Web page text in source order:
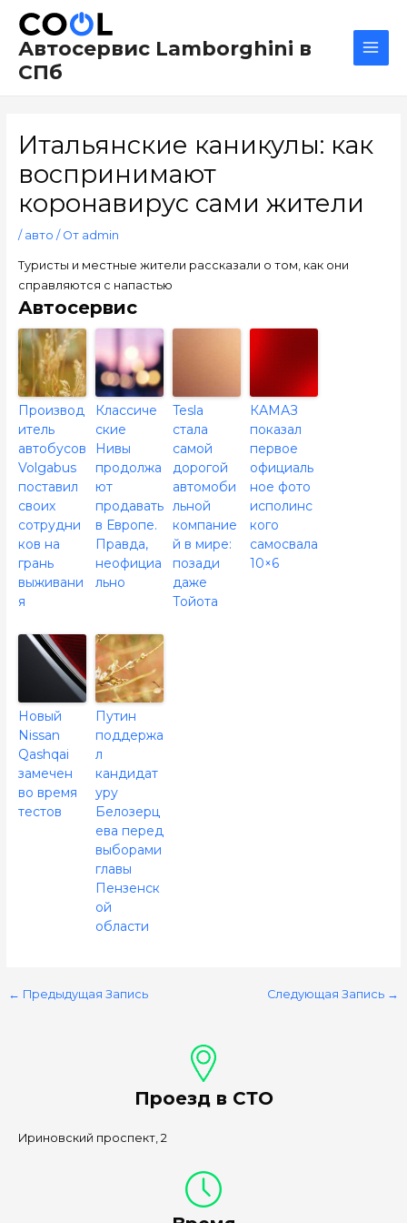
содержимому
Автосервис Lamborghini в
СПб
Итальянские каникулы: как
воспринимают
коронавирус сами жители
/ авто / От admin
Туристы и местные жители рассказали о том, как они
справляются с напастью
Автосервис
Производ
итель
автобусов
Volgabus
поставил
своих
сотрудни
ков на
грань
выживани
я
Классиче
ские
Нивы
продолжа
ют
продавать
в Европе.
Правда,
неофициа
льно
Tesla
стала
самой
дорогой
автомоби
льной
компание
й в мире:
позади
даже
Тойота
КАМАЗ
показал
первое
официаль
ное фото
исполинс
кого
самосвала
10×6
Новый
Nissan
Qashqai
замечен
во время
тестов
Путин
поддержа
л
кандидат
уру
Белозерц
ева перед
выборами
главы
Пензенск
ой
области
по
записям
← Предыдущая Запись Следующая Запись →
Проезд в СТО
Ириновский проспект, 2